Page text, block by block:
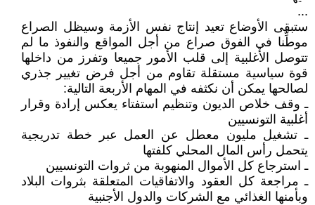
...
ستبقى الأوضاع تعيد إنتاج نفس الأزمة وسيظل الصراع
موطِّنا في الفوق صراع من أجل المواقع والنفوذ ما لم
تتوصل الأغلبية إلى قلب الأمور جميعا وتفرز من داخلها
قوة سياسية مستقلة تقاوم من أجل فرض تغيير جذري
لصالحها يمكن أن نكثفه في المهام الأربعة التالية:
ـ وقف خلاص الديون وتنظيم استفتاء يعكس إرادة وقرار
أغلبية التونسيين
ـ تشغيل مليون معطل عن العمل عبر خطة تدريجية
يتحمل رأس المال المحلي كلفتها
ـ استرجاع كل الأموال المنهوبة من ثروات التونسيين
ـ مراجعة كل العقود والاتفاقيات المتعلقة بثروات البلاد
وبأمنها الغذائي مع الشركات والدول الأجنبية